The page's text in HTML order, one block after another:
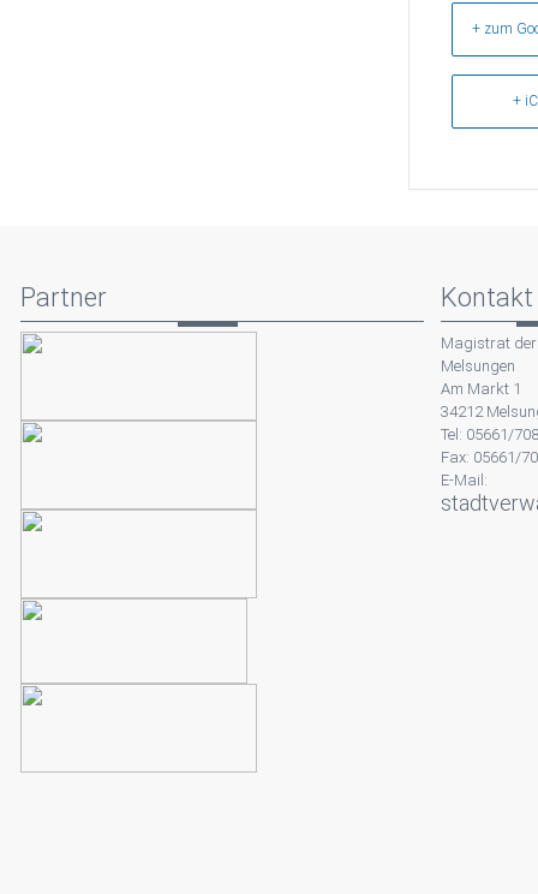
+ zum
+
Partner Kontakt
Magistrat
Melsungen
Am Markt 1
34212
Tel: 05661/
Fax: 05661/
E-Mail: